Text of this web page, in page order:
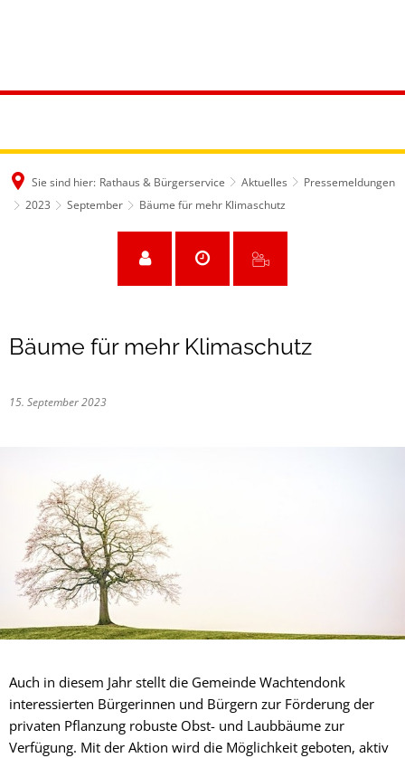
Sie sind hier: Rathaus & Bürgerservice Aktuelles
Pressemeldungen
2023
September Bäume für mehr Klimaschutz
Bäume für mehr Klimaschutz
15. September 2023
Auch in diesem Jahr stellt die Gemeinde Wachtendonk
interessierten Bürgerinnen und Bürgern zur Förderung der
privaten Pflanzung robuste Obst- und Laubbäume zur
Verfügung. Mit der Aktion wird die Möglichkeit geboten, aktiv